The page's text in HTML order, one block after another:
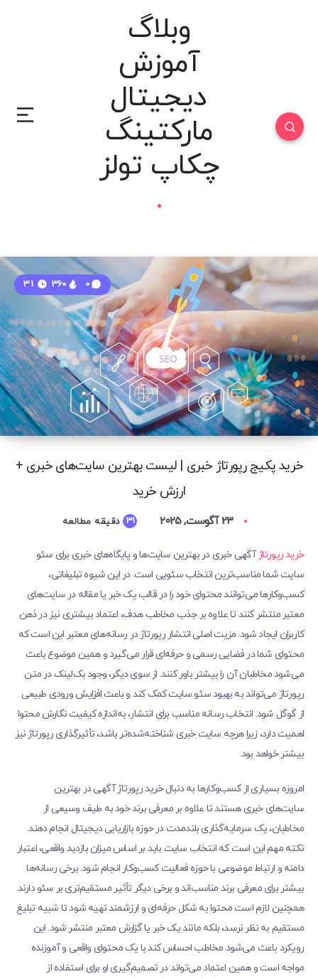
وبلاگ
آموزش
دیجیتال
مارکتینگ
چکاپ تولز
خرید پکیج رپورتاژ خبری | لیست بهترین سایت‎‌های خبری +
ارزش خرید
0
360
23 آگوست, 2025 31 دقیقه مطالعه
خرید رپورتاژ
آگهی خبری در بهترین سایت‌ها و پایگاه‎‌های خبری برای سئو
سایت شما مناسب‌ترین انتخاب سئویی است. در این شیوه تبلیغاتی،
کسب‌وکارها می‌توانند محتوای خود را در قالب یک خبر یا مقاله در سایت‌های
معتبر منتشر کنند تا علاوه بر جذب مخاطب هدف، اعتماد بیشتری نیز در ذهن
کاربران ایجاد شود. مزیت اصلی انتشار رپورتاژ در رسانه‌های معتبر این است که
محتوای شما در فضایی رسمی و حرفه‌ای قرار می‌گیرد و همین موضوع باعث
می‌شود مخاطبان آن را بیشتر باور کنند. از سوی دیگر، وجود بک‌لینک در متن
رپورتاژ می‌تواند به بهبود سئو سایت کمک کند و باعث افزایش ورودی طبیعی
از گوگل شود. انتخاب رسانه مناسب برای انتشار، به‌اندازه کیفیت نگارش محتوا
اهمیت دارد، زیرا هرچه سایت خبری شناخته‌شده‌تر باشد، تأثیرگذاری رپورتاژ نیز
بیشتر خواهد بود.
امروزه بسیاری از کسب‌وکارها به دنبال خرید رپورتاژ آگهی در بهترین
سایت‌های خبری هستند تا علاوه بر معرفی برند خود به طیف وسیعی از
مخاطبان، یک سرمایه‌گذاری بلندمدت در حوزه بازاریابی دیجیتال انجام دهند.
نکته مهم این است که انتخاب سایت باید بر اساس میزان بازدید واقعی، اعتبار
دامنه و ارتباط موضوعی با حوزه فعالیت کسب‌وکار انجام شود. برخی رسانه‌ها
بیشتر برای معرفی برند مناسب‌اند و برخی دیگر تأثیر مستقیم‌تری بر سئو دارند.
همچنین لازم است محتوا به شکل حرفه‌ای و ارزشمند تهیه شود تا شبیه تبلیغ
مستقیم به نظر نرسد، بلکه مانند یک خبر یا گزارش معتبر منتشر شود. این
رویکرد باعث می‌شود مخاطب احساس کند با یک محتوای واقعی و آموزنده
مواجه است و همین اعتماد می‌تواند در تصمیم‌گیری او برای استفاده از